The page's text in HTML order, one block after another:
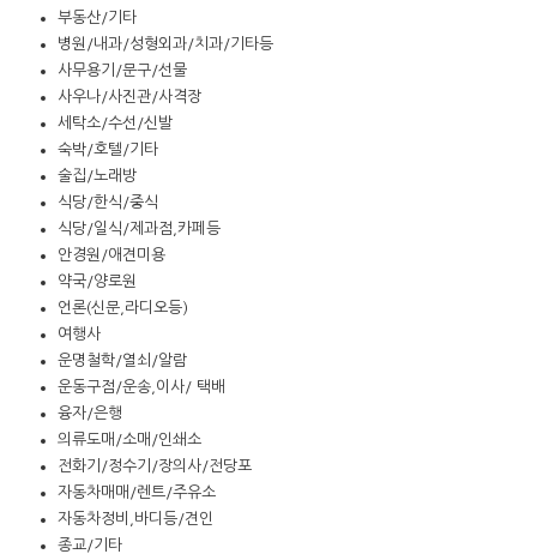
부동산/기타
병원/내과/성형외과/치과/기타등
사무용기/문구/선물
사우나/사진관/사격장
세탁소/수선/신발
숙박/호텔/기타
술집/노래방
식당/한식/중식
식당/일식/제과점,카페등
안경원/애견미용
약국/양로원
언론(신문,라디오등)
여행사
운명철학/열쇠/알람
운동구점/운송,이사/ 택배
융자/은행
의류도매/소매/인쇄소
전화기/정수기/장의사/전당포
자동차매매/렌트/주유소
자동차정비,바디등/견인
종교/기타